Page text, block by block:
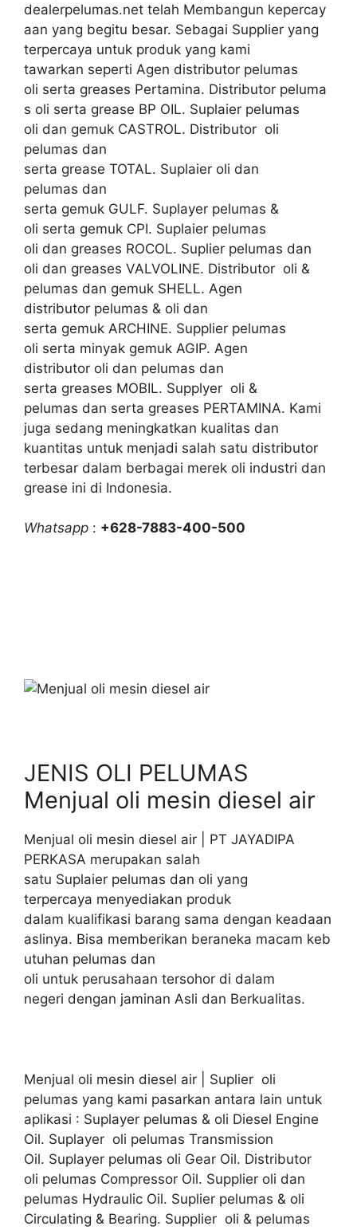
dealerpelumas.net telah Membangun kepercay
aan yang begitu besar. Sebagai Supplier yang
terpercaya untuk produk yang kami
tawarkan seperti Agen distributor pelumas
oli serta greases Pertamina. Distributor peluma
s oli serta grease BP OIL. Suplaier pelumas
oli dan gemuk CASTROL. Distributor oli
pelumas dan
serta grease TOTAL. Suplaier oli dan
pelumas dan
serta gemuk GULF. Suplayer pelumas &
oli serta gemuk CPI. Suplaier pelumas
oli dan greases ROCOL. Suplier pelumas dan
oli dan greases VALVOLINE. Distributor oli &
pelumas dan gemuk SHELL. Agen
distributor pelumas & oli dan
serta gemuk ARCHINE. Supplier pelumas
oli serta minyak gemuk AGIP. Agen
distributor oli dan pelumas dan
serta greases MOBIL. Supplyer oli &
pelumas dan serta greases PERTAMINA. Kami
juga sedang meningkatkan kualitas dan
kuantitas untuk menjadi salah satu distributor
terbesar dalam berbagai merek oli industri dan
grease ini di Indonesia.
Whatsapp : +628-7883-400-500
JENIS OLI PELUMAS
Menjual oli mesin diesel air
Menjual oli mesin diesel air | PT JAYADIPA
PERKASA merupakan salah
satu Suplaier pelumas dan oli yang
terpercaya menyediakan produk
dalam kualifikasi barang sama dengan keadaan
aslinya. Bisa memberikan beraneka macam keb
utuhan pelumas dan
oli untuk perusahaan tersohor di dalam
negeri dengan jaminan Asli dan Berkualitas.
Menjual oli mesin diesel air | Suplier oli
pelumas yang kami pasarkan antara lain untuk
aplikasi : Suplayer pelumas & oli Diesel Engine
Oil. Suplayer oli pelumas Transmission
Oil. Suplayer pelumas oli Gear Oil. Distributor
oli pelumas Compressor Oil. Supplier oli dan
pelumas Hydraulic Oil. Suplier pelumas & oli
Circulating & Bearing. Supplier oli & pelumas